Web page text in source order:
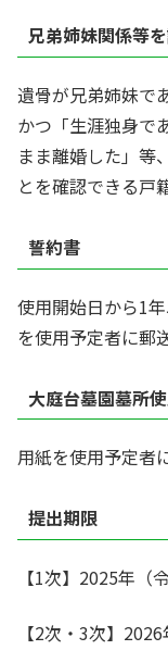
兄弟姉妹関係等
遺骨が兄弟姉妹で
かつ「生涯独身で
まま離婚した」等
とを確認できる戸
誓約書
使用開始日から1
を使用予定者に郵
大庭台墓園墓所
用紙を使用予定者
提出期限
【1次】2025年（
【2次・3次】